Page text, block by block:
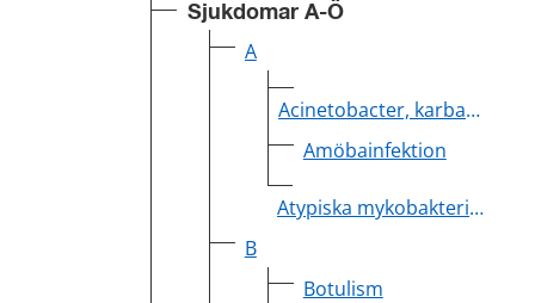
Sjukdomar A-Ö
A
Acinetobacter, karbapenemresistenta
Amöbainfektion
Atypiska mykobakterier
B
Botulism